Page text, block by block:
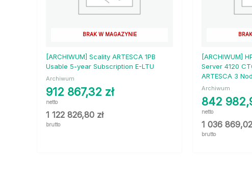
BRAK W MAGAZYNIE
[ARCHIWUM] Scality ARTESCA 1PB
Usable 5-year Subscription E-LTU
Archiwum
912 867,32 zł
netto
1 122 826,80 zł
brutto
[ARCHIWUM]
Server 4120
ARTESCA 3
Archiwum
842
netto
1 036 869,02
brutto